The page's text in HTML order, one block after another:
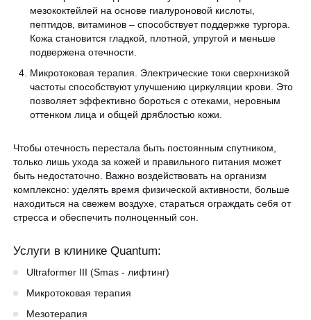
мезококтейлей на основе гиалуроновой кислоты,
пептидов, витаминов – способствует поддержке тургора.
Кожа становится гладкой, плотной, упругой и меньше
подвержена отечности.
Микротоковая терапия. Электрические токи сверхнизкой
частоты способствуют улучшению циркуляции крови. Это
позволяет эффективно бороться с отеками, неровным
оттенком лица и общей дряблостью кожи.
Чтобы отечность перестала быть постоянным спутником,
только лишь ухода за кожей и правильного питания может
быть недостаточно. Важно воздействовать на организм
комплексно: уделять время физической активности, больше
находиться на свежем воздухе, стараться ограждать себя от
стресса и обеспечить полноценный сон.
Услуги в клинике Quantum:
Ultraformer III (Smas - лифтинг)
Микротоковая терапия
Мезотерапия